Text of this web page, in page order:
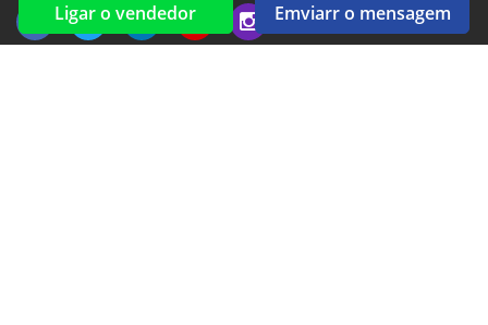
Ligar o vendedor Emviarr o mensagem